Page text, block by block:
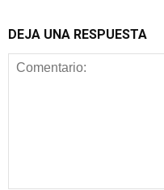
DEJA UNA RESPUESTA